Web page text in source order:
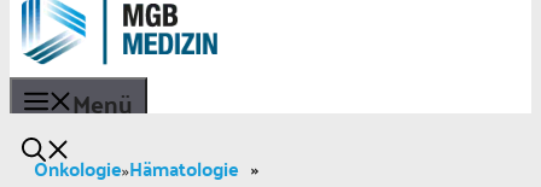
Menü
Onkologie»Hämatologie »